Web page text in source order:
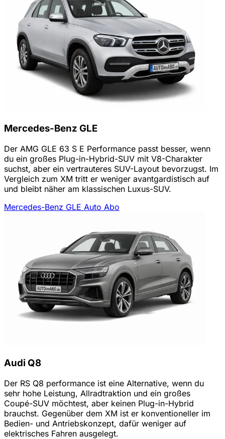
Mercedes-Benz GLE
Der AMG GLE 63 S E Performance passt besser, wenn
du ein großes Plug-in-Hybrid-SUV mit V8-Charakter
suchst, aber ein vertrauteres SUV-Layout bevorzugst. Im
Vergleich zum XM tritt er weniger avantgardistisch auf
und bleibt näher am klassischen Luxus-SUV.
Mercedes-Benz GLE Auto Abo
Audi Q8
Der RS Q8 performance ist eine Alternative, wenn du
sehr hohe Leistung, Allradtraktion und ein großes
Coupé-SUV möchtest, aber keinen Plug-in-Hybrid
brauchst. Gegenüber dem XM ist er konventioneller im
Bedien- und Antriebskonzept, dafür weniger auf
elektrisches Fahren ausgelegt.